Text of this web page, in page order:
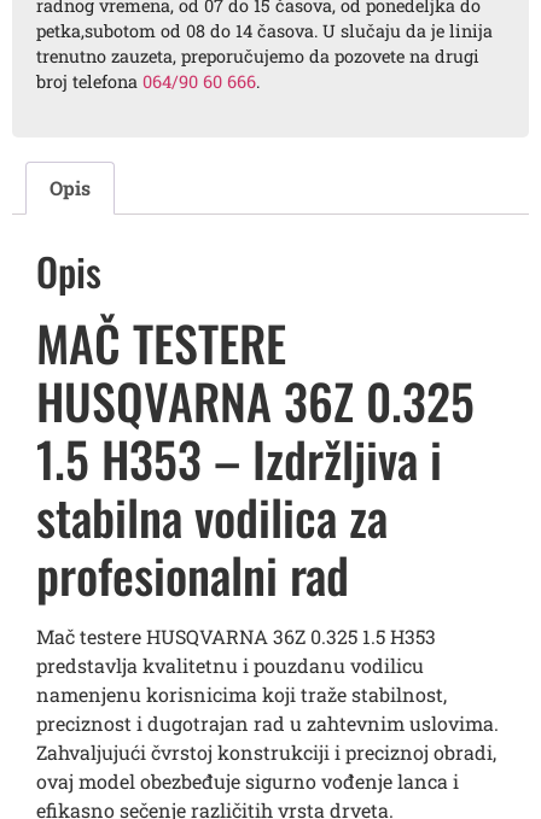
radnog vremena, od 07 do 15 časova, od ponedeljka do
petka,subotom od 08 do 14 časova. U slučaju da je linija
trenutno zauzeta, preporučujemo da pozovete na drugi
broj telefona 064/90 60 666.
Opis
Opis
MAČ TESTERE
HUSQVARNA 36Z 0.325
1.5 H353 – Izdržljiva i
stabilna vodilica za
profesionalni rad
Mač testere HUSQVARNA 36Z 0.325 1.5 H353
predstavlja kvalitetnu i pouzdanu vodilicu
namenjenu korisnicima koji traže stabilnost,
preciznost i dugotrajan rad u zahtevnim uslovima.
Zahvaljujući čvrstoj konstrukciji i preciznoj obradi,
ovaj model obezbeđuje sigurno vođenje lanca i
efikasno sečenje različitih vrsta drveta.